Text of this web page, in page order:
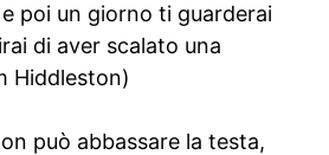
e poi un giorno ti guarderai
di aver scalato una
Hiddleston)
può abbassare la testa,